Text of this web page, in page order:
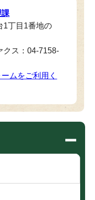
課
丁目1番地の
ス：04-7158-
ムをご利用く